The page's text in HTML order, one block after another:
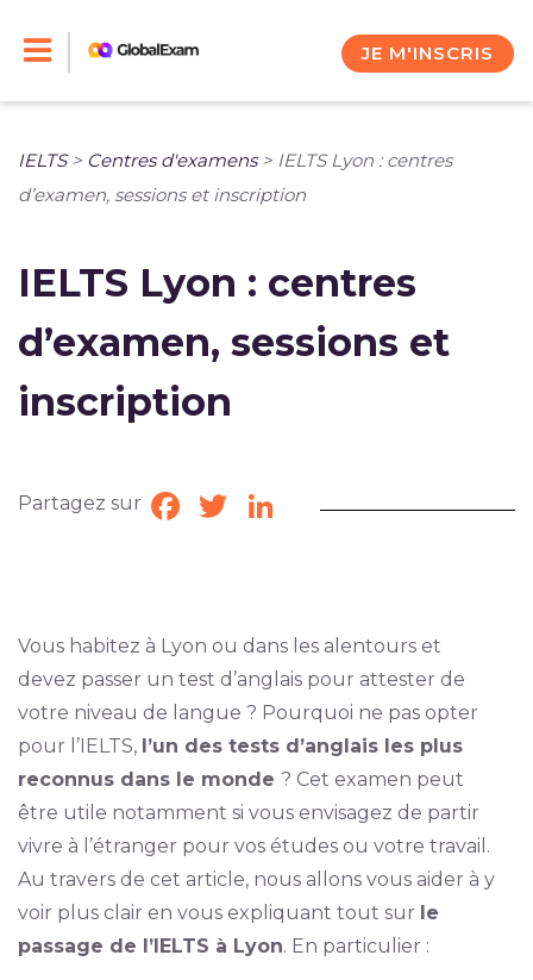
JE M'INSCRIS
IELTS> Centres d'examens> IELTS Lyon : centres
d’examen, sessions et inscription
IELTS Lyon : centres
d’examen, sessions et
inscription
Partagez sur Facebook
TwitterLinkedIn
Vous habitez à Lyon ou dans les alentours et
devez passer un test d’anglais pour attester de
votre niveau de langue ? Pourquoi ne pas opter
pour l’IELTS, l’un des tests d’anglais les plus
reconnus dans le monde ? Cet examen peut
être utile notamment si vous envisagez de partir
vivre à l’étranger pour vos études ou votre travail.
Au travers de cet article, nous allons vous aider à y
voir plus clair en vous expliquant tout sur le
passage de l’IELTS à Lyon. En particulier :